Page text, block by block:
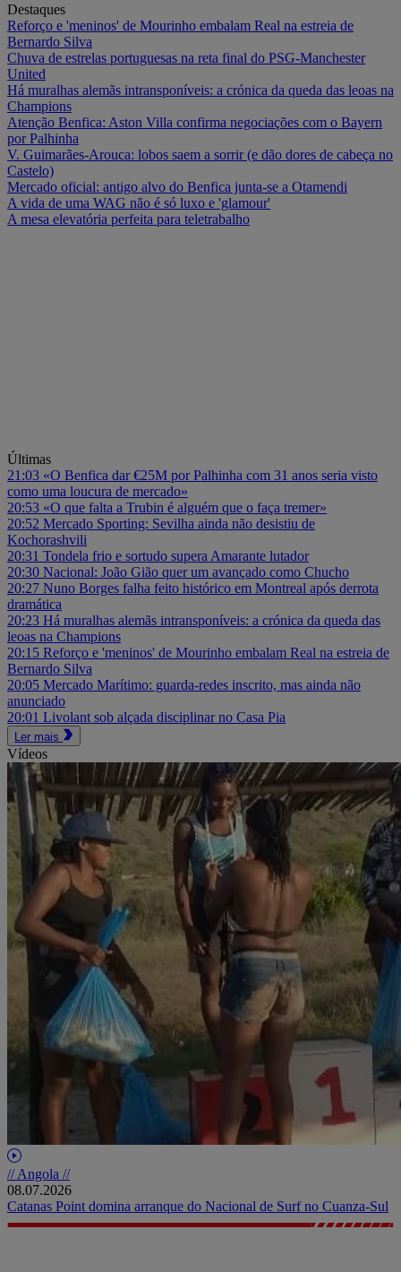
Destaques
Reforço e 'meninos' de Mourinho embalam Real na estreia de
Bernardo Silva
Chuva de estrelas portuguesas na reta final do PSG-Manchester
United
Há muralhas alemãs intransponíveis: a crónica da queda das leoas na
Champions
Atenção Benfica: Aston Villa confirma negociações com o Bayern
por Palhinha
V. Guimarães-Arouca: lobos saem a sorrir (e dão dores de cabeça no
Castelo)
Mercado oficial: antigo alvo do Benfica junta-se a Otamendi
A vida de uma WAG não é só luxo e 'glamour'
A mesa elevatória perfeita para teletrabalho
Últimas
21:03 «O Benfica dar €25M por Palhinha com 31 anos seria visto
como uma loucura de mercado»
20:53 «O que falta a Trubin é alguém que o faça tremer»
20:52 Mercado Sporting: Sevilha ainda não desistiu de
Kochorashvili
20:31 Tondela frio e sortudo supera Amarante lutador
20:30 Nacional: João Gião quer um avançado como Chucho
20:27 Nuno Borges falha feito histórico em Montreal após derrota
dramática
20:23 Há muralhas alemãs intransponíveis: a crónica da queda das
leoas na Champions
20:15 Reforço e 'meninos' de Mourinho embalam Real na estreia de
Bernardo Silva
20:05 Mercado Marítimo: guarda-redes inscrito, mas ainda não
anunciado
20:01 Livolant sob alçada disciplinar no Casa Pia
Ler mais
Vídeos
// Angola //
08.07.2026
Catanas Point domina arranque do Nacional de Surf no Cuanza-Sul